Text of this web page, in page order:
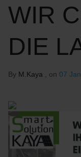
WIR
DIE
By M.Kaya , on 07